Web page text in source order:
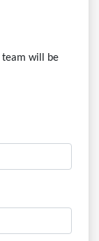
team will be